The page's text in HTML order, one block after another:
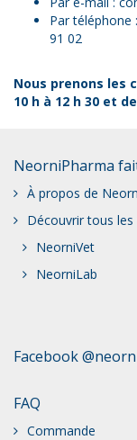
Par téléphone
91 02
Nous prenons les
10 h à 12 h 30 et
NeorniPharma
À propos de
Découvrir tous
NeorniVet
NeorniLab
Facebook
FAQ
Commande